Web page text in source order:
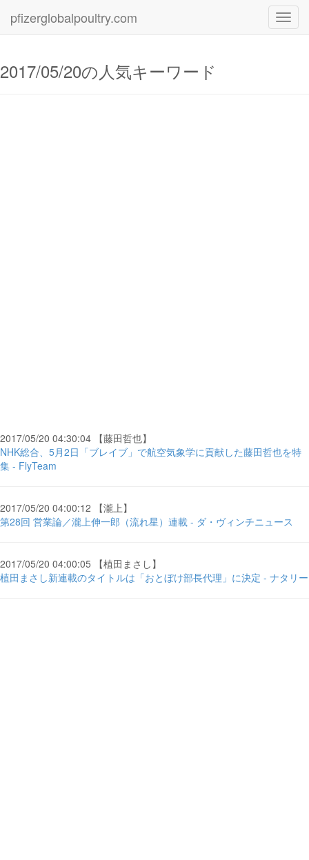
pfizerglobalpoultry.com
2017/05/20の人気キーワード
2017/05/20 04:30:04 【藤田哲也】
NHK総合、5月2日「ブレイブ」で航空気象学に貢献した藤田哲也を特
集 - FlyTeam
2017/05/20 04:00:12 【瀧上】
第28回 営業論／瀧上伸一郎（流れ星）連載 - ダ・ヴィンチニュース
2017/05/20 04:00:05 【植田まさし】
植田まさし新連載のタイトルは「おとぼけ部長代理」に決定 - ナタリー